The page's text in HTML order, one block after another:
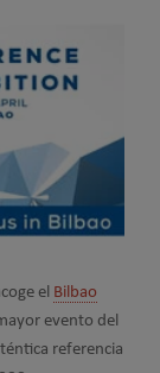
el Bilbao
evento del
referencia